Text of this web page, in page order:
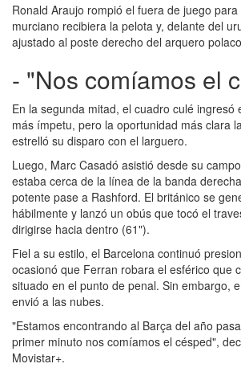
Ronald Araujo rompió el fuera de juego
murciano recibiera la pelota y, delante del
ajustado al poste derecho del arquero
- "Nos comíamos el
En la segunda mitad, el cuadro culé ingresó
más ímpetu, pero la oportunidad más clara
estrelló su disparo con el larguero.
Luego, Marc Casadó asistió desde su
estaba cerca de la línea de la banda
potente pase a Rashford. El británico se
hábilmente y lanzó un obús que tocó el
dirigirse hacia dentro (61").
Fiel a su estilo, el Barcelona continuó
ocasionó que Ferran robara el esférico que
situado en el punto de penal. Sin embargo,
envió a las nubes.
"Estamos encontrando al Barça del año
primer minuto nos comíamos el césped",
Movistar+.